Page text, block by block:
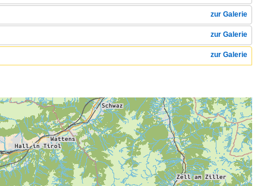
zur Galerie
zur Galerie
zur Galerie